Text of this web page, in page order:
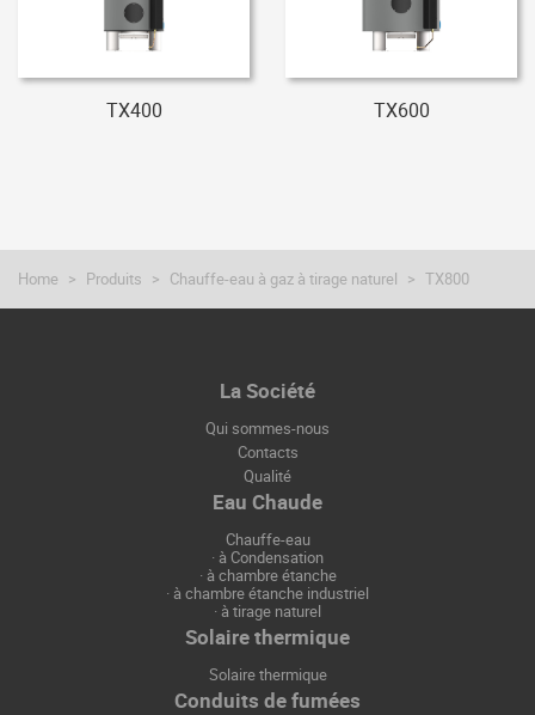
TX400 TX600
Home Produits Chauffe-eau à gaz à tirage naturel TX800
La Société
Qui sommes-nous
Contacts
Qualité
Eau Chaude
Chauffe-eau
· à Condensation
· à chambre étanche
· à chambre étanche industriel
· à tirage naturel
Solaire thermique
Solaire thermique
Conduits de fumées